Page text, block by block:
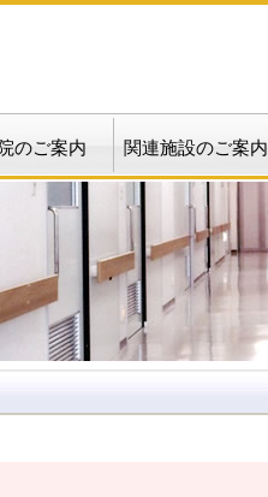
のご案内 関連施設のご案内